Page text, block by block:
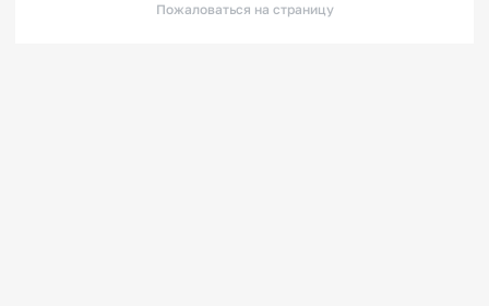
Пожаловаться на страницу